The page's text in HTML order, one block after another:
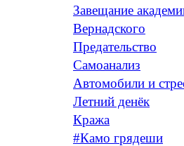
Завещание
Вернадского
Предательство
Самоанализ
Автомобили и
Летний денёк
Кража
#Камо грядеши